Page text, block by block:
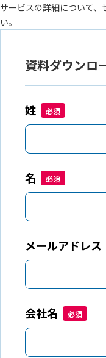
サービスの詳細について
い。
資料ダウンロ